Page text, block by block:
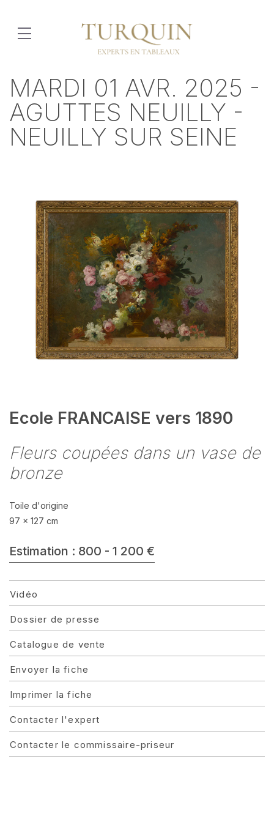
MARDI 01 AVR. 2025 -
AGUTTES NEUILLY -
NEUILLY SUR SEINE
Ecole FRANCAISE vers 1890
Fleurs coupées dans un vase de
bronze
Toile d'origine
97 x 127 cm
Estimation : 800 - 1 200 €
Vidéo
Dossier de presse
Catalogue de vente
Envoyer la fiche
Imprimer la fiche
Contacter l'expert
Contacter le commissaire-priseur